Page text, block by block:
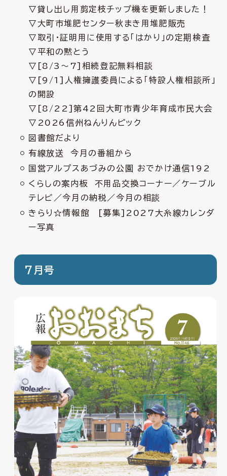
▽貸し出し用剪定枝チップ機を更新しました！
▽大町市堆肥センター秋まき用堆肥販売
▽取引・証明用に使用する「はかり」の定期検査
▽平和の黙とう
▽[8/3～7]相続登記無料相談
▽[9/1]人権擁護委員による「特設人権相談所」
の開設
▽[8/22]第42回大町市青少年育成市民大会
▽2026信州ねんりんピック
図書館だより
有線放送 今月の番組から
国営アルプスあづみの公園 おでかけ通信192
くらしの案内板 不用品交換コーナー／ケーブル
テレビ／今月の納税／今月の相談
きらり☆情報館 [募集]2027大糸線カレンダ
ー写真
7月号